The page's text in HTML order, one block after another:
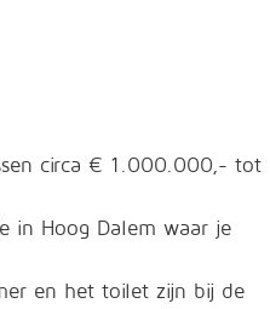
circa € 1.000.000,- tot
in Hoog Dalem waar je
en het toilet zijn bij de